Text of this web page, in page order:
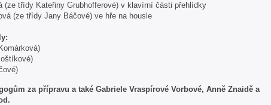
(ze třídy Kateřiny Grubhofferové) v klavírní části přehlídky
(ze třídy Jany Báčové) ve hře na housle
za přípravu a také Gabriele Vraspírové Vorbové, Anně Znaidě a